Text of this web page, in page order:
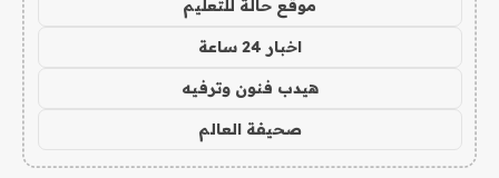
موقع حالة للتعليم
اخبار 24 ساعة
هيدب فنون وترفيه
صحيفة العالم